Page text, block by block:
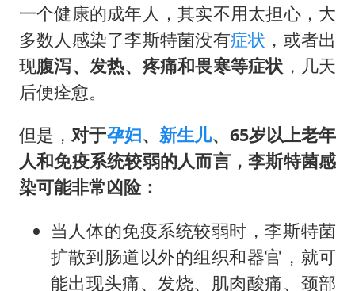
一个健康的成年人，其实不用太担心，大
多数人感染了李斯特菌没有症状 ，或者出
现腹泻、发热、疼痛和畏寒等症状 ，几天
后便痊愈。
但是，对于孕妇、 新生儿、65岁以上老年
人和免疫系统较弱的人而言，李斯特菌感
染可能非常凶险：
当人体的免疫系统较弱时，李斯特菌
扩散到肠道以外的组织和器官，就可
能出现头痛、发烧、肌肉酸痛、颈部